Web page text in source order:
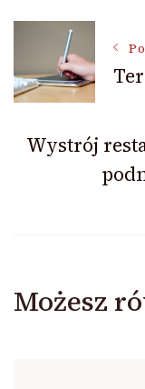
wpisu
Wystrój
Możesz